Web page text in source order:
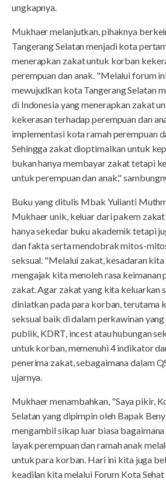
ungkapnya.
Mukhaer melanjutkan, pihaknya
Tangerang Selatan menjadi kota
menerapkan zakat untuk korban
perempuan dan anak. "Melalui forum
mewujudkan kota Tangerang Selatan
di Indonesia yang menerapkan zakat
kekerasan terhadap perempuan dan
implementasi kota ramah perempuan
Sehingga zakat dioptimalkan untuk
bukan hanya membayar zakat tetapi
untuk perempuan dan anak,"
Buku yang ditulis Mbak Yulianti
Mukhaer unik, keluar dari pakem
hanya sekedar buku akademik tetapi
dan fakta serta mendobrak mitos-
seksual. "Melalui zakat, kesadaran
mengajak kita menoleh rasa keimanan
zakat. Agar zakat yang kita keluarkan
diniatkan pada para korban, terutama
seksual baik di dalam perkawinan
publik, KDRT, incest atau hubungan
untuk korban, memenuhi 4 indikator
penerima zakat, sebagaimana dalam
ujarnya.
Mukhaer menambahkan, "Saya pikir,
Selatan yang dipimpin oleh Bapak
mengambil sikap luar biasa
layak perempuan dan ramah anak
untuk para korban. Hari ini kita juga
keadilan kita melalui Forum Kota